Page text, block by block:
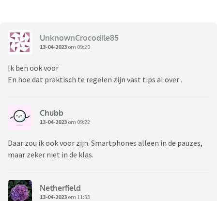
UnknownCrocodile85
13-04-2023 om 09:20
Ik ben ook voor
En hoe dat praktisch te regelen zijn vast tips al over .
Chubb
13-04-2023 om 09:22
Daar zou ik ook voor zijn. Smartphones alleen in de pauzes,
maar zeker niet in de klas.
Netherfield
13-04-2023 om 11:33